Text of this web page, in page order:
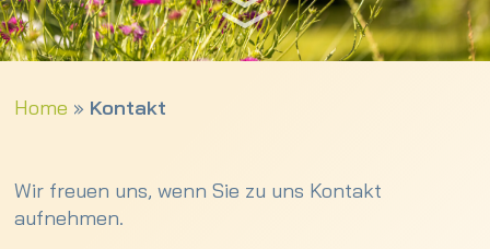
Home » Kontakt
Wir freuen uns, wenn Sie zu uns Kontakt
aufnehmen.